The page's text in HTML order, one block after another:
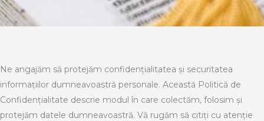
Ne angajăm să protejăm confidențialitatea și securitatea
informațiilor dumneavoastră personale. Această Politică de
Confidențialitate descrie modul în care colectăm, folosim și
protejăm datele dumneavoastră. Vă rugăm să citiți cu atenție